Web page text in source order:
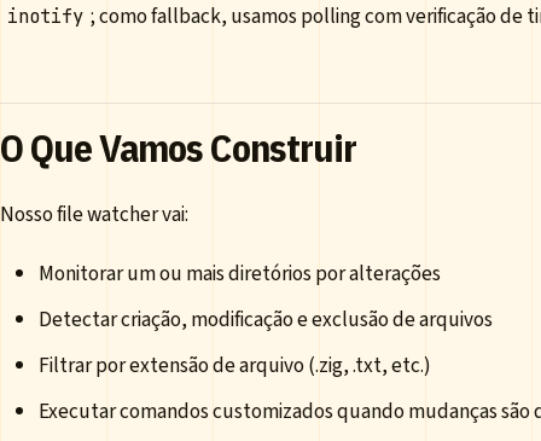
inotify ; como fallback, usamos polling com verificação de
O Que Vamos Construir
Nosso file watcher vai:
Monitorar um ou mais diretórios por alterações
Detectar criação, modificação e exclusão de arquivos
Filtrar por extensão de arquivo (.zig, .txt, etc.)
Executar comandos customizados quando mudanças